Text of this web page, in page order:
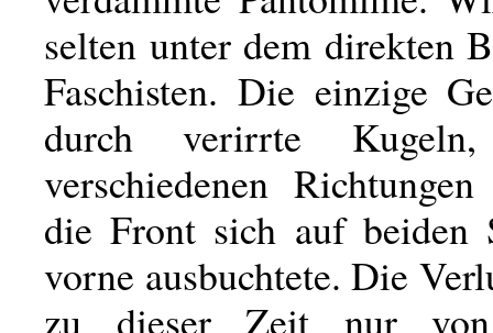
selten unter dem direkten
Faschisten. Die einzige
durch verirrte
verschiedenen
die Front sich auf beiden
vorne ausbuchtete. Die
zu dieser Zeit nur